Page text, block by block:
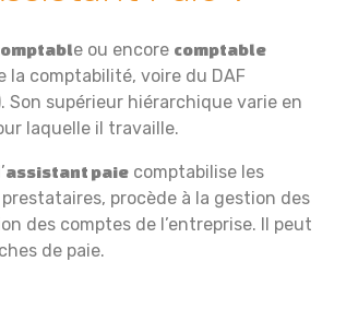
e ou encore comptable
la comptabilité, voire du DAF
supérieur hiérarchique varie en
laquelle il travaille.
assistant paie comptabilise les
procède à la gestion des
des comptes de l’entreprise. Il peut
de paie.